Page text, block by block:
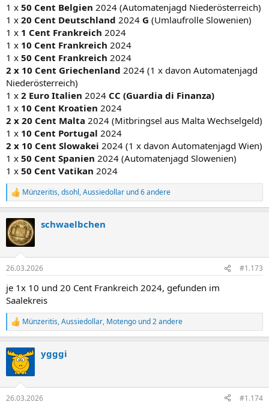
1 x 50 Cent Belgien 2024 (Automatenjagd Niederösterreich)
1 x 20 Cent Deutschland 2024 G (Umlaufrolle Slowenien)
1 x 1 Cent Frankreich 2024
1 x 10 Cent Frankreich 2024
1 x 50 Cent Frankreich 2024
2 x 10 Cent Griechenland 2024 (1 x davon Automatenjagd
Niederösterreich)
1 x 2 Euro Italien 2024 CC (Guardia di Finanza)
1 x 10 Cent Kroatien 2024
2 x 20 Cent Malta 2024 (Mitbringsel aus Malta Wechselgeld)
1 x 10 Cent Portugal 2024
2 x 10 Cent Slowakei 2024 (1 x davon Automatenjagd Wien)
1 x 50 Cent Spanien 2024 (Automatenjagd Slowenien)
1 x 50 Cent Vatikan 2024
R
e
k
t
i
e
:
Münzeritis,dsohl,Aussiedollar und 6 andere
schwaelbchen
26.03.2026 #1.173
je 1x 10 und 20 Cent Frankreich 2024, gefunden im
Saalekreis
R
e
k
t
Münzeritis,Aussiedollar, Motengo und 2 andere
ygggi
26.03.2026 #1.174